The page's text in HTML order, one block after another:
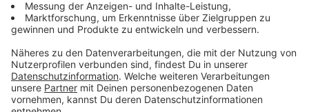
runderneuert werden
Anzeige